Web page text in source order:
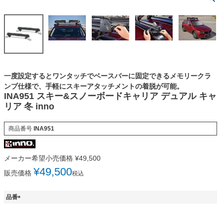
一度設定するとワンタッチでベースバーに固定できるメモリークラ
ンプ仕様で、手軽にスキーアタッチメントの着脱が可能。
INA951 スキー&スノーボードキャリア デュアル キャ
リア 冬 inno
商品番号 INA951
メーカー希望小売価格 ¥49,500
販売価格 ¥49,500税込
品番